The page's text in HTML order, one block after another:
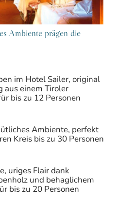
Ambiente prägen die
im Hotel Sailer, original
aus einem Tiroler
bis zu 12 Personen
Ambiente, perfekt
Kreis bis zu 30 Personen
uriges Flair dank
und behaglichem
bis zu 20 Personen